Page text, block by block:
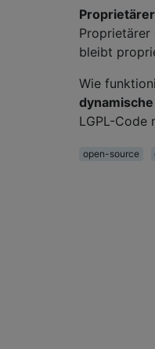
Proprietärer
bleibt
Wie
dynamische
LGPL-Code
open-source